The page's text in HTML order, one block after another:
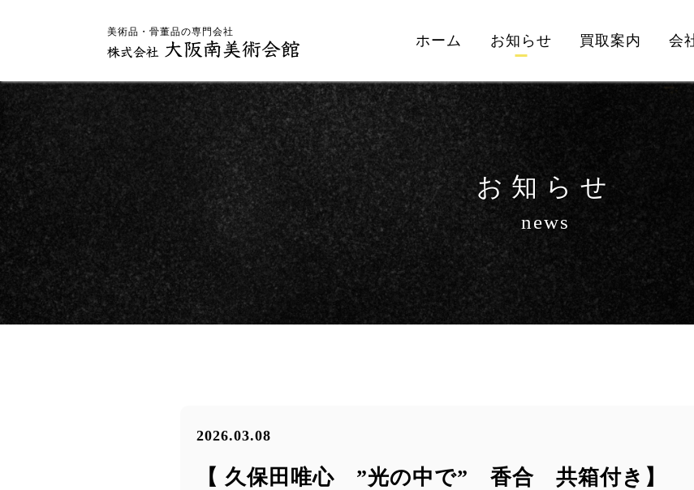
美術品・骨董品の専門会社
ホーム お知らせ 買取案内 会
お知らせ
news
2026.03.08
【 久保田唯心 ”光の中で” 香合 共箱付き】